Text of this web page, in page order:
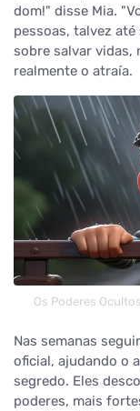
dom!" disse Mia.
pessoas, talvez
sobre salvar vidas,
realmente o atraía.
Os Poderes
Nas semanas
oficial, ajudando o
segredo. Eles
poderes, mais